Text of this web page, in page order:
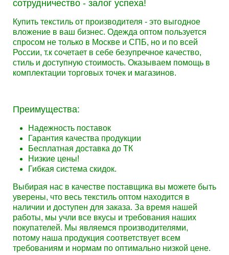
сотрудничество - залог успеха!
Купить текстиль от производителя - это выгодное
вложение в ваш бизнес. Одежда оптом пользуется
спросом не только в Москве и СПБ, но и по всей
России, т.к сочетает в себе безупречное качество,
стиль и доступную стоимость. Оказываем помощь в
комплектации торговых точек и магазинов.
Преимущества:
Надежность поставок
Гарантия качества продукции
Бесплатная доставка до ТК
Низкие цены!
Гибкая система скидок.
Выбирая нас в качестве поставщика вы можете быть
уверены, что весь текстиль оптом находится в
наличии и доступен для заказа. За время нашей
работы, мы учли все вкусы и требования наших
покупателей. Мы являемся производителями,
потому наша продукция соответствует всем
требованиям и нормам по оптимально низкой цене.